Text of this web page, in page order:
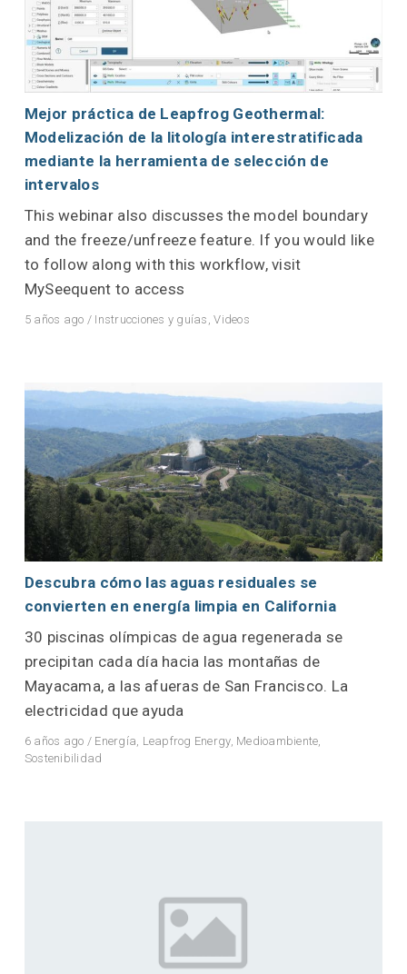
Mejor práctica de Leapfrog Geothermal:
Modelización de la litología interestratificada
mediante la herramienta de selección de
intervalos
This webinar also discusses the model boundary
and the freeze/unfreeze feature. If you would like
to follow along with this workflow, visit
MySeequent to access
5 años ago / Instrucciones y guías ,Videos
Descubra cómo las aguas residuales se
convierten en energía limpia en California
30 piscinas olímpicas de agua regenerada se
precipitan cada día hacia las montañas de
Mayacama, a las afueras de San Francisco. La
electricidad que ayuda
6 años ago / Energía, Leapfrog Energy, Medioambiente,
Sostenibilidad